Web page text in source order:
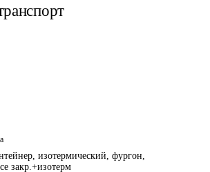
изотермический, фургон,
закр.+изотерм